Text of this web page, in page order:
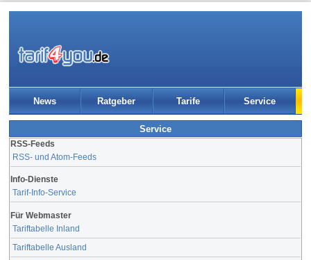
News Ratgeber Tarife Service
Service
RSS-Feeds
RSS- und Atom-Feeds
Info-Dienste
Tarif-Info-Service
Für Webmaster
Tariftabelle Inland
Tariftabelle Ausland